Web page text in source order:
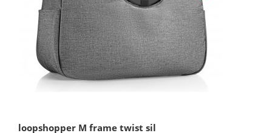
loopshopper M frame twist sil